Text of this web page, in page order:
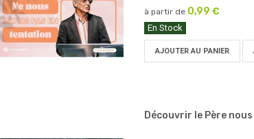
à partir de 0,99 €
En Stock
AJOUTER AU PANIER
Découvrir le Père